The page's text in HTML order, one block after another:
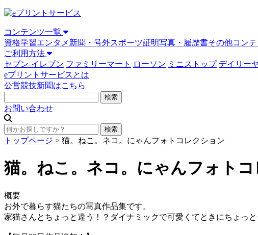
コンテンツ一覧
資格学習エンタメ 新聞・号外スポーツ証明写真・履歴書その他コン
ご利用方法
セブン-イレブン ファミリーマート ローソン ミニストップ デイリー
eプリントサービスとは
公営競技新聞はこちら
お問い合わせ
トップページ > 猫。ねこ。ネコ。にゃんフォトコレクション
猫。ねこ。ネコ。にゃんフォト
概要
お外で暮らす猫たちの写真作品集です。
家猫さんとちょっと違う！？ダイナミックで可愛くてときにちょっ